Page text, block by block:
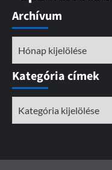
Archívum
Kategória címek